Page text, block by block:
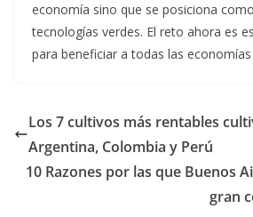
economía sino que se posiciona
tecnologías verdes. El reto ahora es
para beneficiar a todas las
Los 7 cultivos más rentables
Argentina, Colombia y Perú
10 Razones por las que Buenos
gran